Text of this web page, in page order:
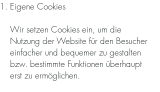
Eigene Cookies
Wir setzen Cookies ein, um die
Nutzung der Website für den Besucher
einfacher und bequemer zu gestalten
bzw. bestimmte Funktionen überhaupt
erst zu ermöglichen.